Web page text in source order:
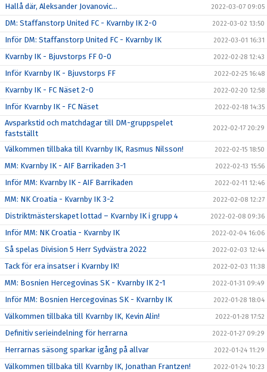
Hallå där, Aleksander Jovanovic... 2022-03-07 09:05
DM: Staffanstorp United FC - Kvarnby IK 2-0 2022-03-02 13:50
Inför DM: Staffanstorp United FC - Kvarnby IK 2022-03-01 16:31
Kvarnby IK - Bjuvstorps FF 0-0 2022-02-28 12:43
Inför Kvarnby IK - Bjuvstorps FF 2022-02-25 16:48
Kvarnby IK - FC Näset 2-0 2022-02-20 12:58
Inför Kvarnby IK - FC Näset 2022-02-18 14:35
Avsparkstid och matchdagar till DM-gruppspelet
fastställt
2022-02-17 20:29
Välkommen tillbaka till Kvarnby IK, Rasmus Nilsson! 2022-02-15 18:50
MM: Kvarnby IK - AIF Barrikaden 3-1 2022-02-13 15:56
Inför MM: Kvarnby IK - AIF Barrikaden 2022-02-11 12:46
MM: NK Croatia - Kvarnby IK 3-2 2022-02-08 12:27
Distriktmästerskapet lottad – Kvarnby IK i grupp 4 2022-02-08 09:36
Inför MM: NK Croatia - Kvarnby IK 2022-02-04 16:06
Så spelas Division 5 Herr Sydvästra 2022 2022-02-03 12:44
Tack för era insatser i Kvarnby IK! 2022-02-03 11:38
MM: Bosnien Hercegovinas SK - Kvarnby IK 2-1 2022-01-31 09:49
Inför MM: Bosnien Hercegovinas SK - Kvarnby IK 2022-01-28 18:04
Välkommen tillbaka till Kvarnby IK, Kevin Alin! 2022-01-28 17:52
Definitiv serieindelning för herrarna 2022-01-27 09:29
Herrarnas säsong sparkar igång på allvar 2022-01-24 11:29
Välkommen tillbaka till Kvarnby IK, Jonathan Frantzen! 2022-01-24 10:23